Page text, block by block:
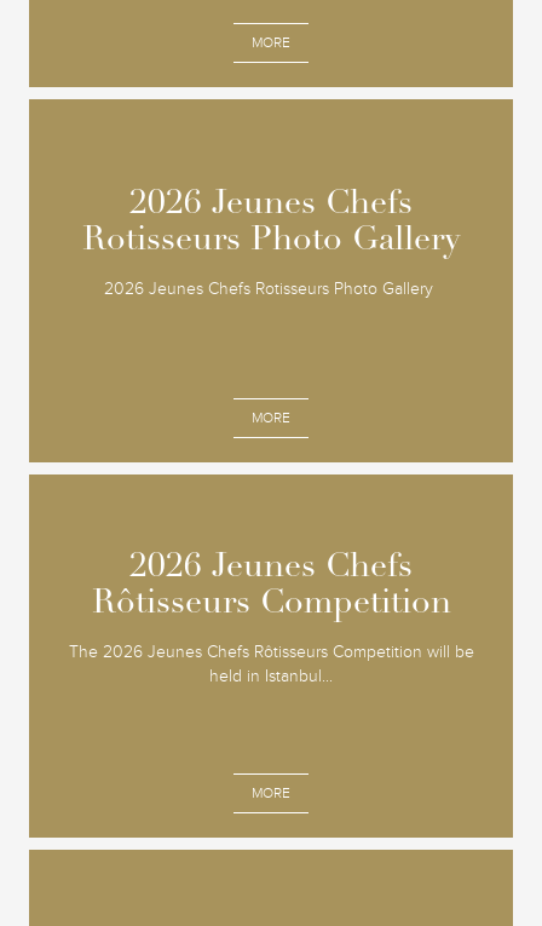
MORE
2026 Jeunes Chefs
Rotisseurs Photo Gallery
2026 Jeunes Chefs Rotisseurs Photo Gallery
MORE
2026 Jeunes Chefs
Rotisseurs Photo Gallery
2026 Jeunes Chefs
Rôtisseurs Competition
The 2026 Jeunes Chefs Rôtisseurs Competition will be
held in Istanbul...
MORE
2026 Jeunes Chefs
Rôtisseurs Competition